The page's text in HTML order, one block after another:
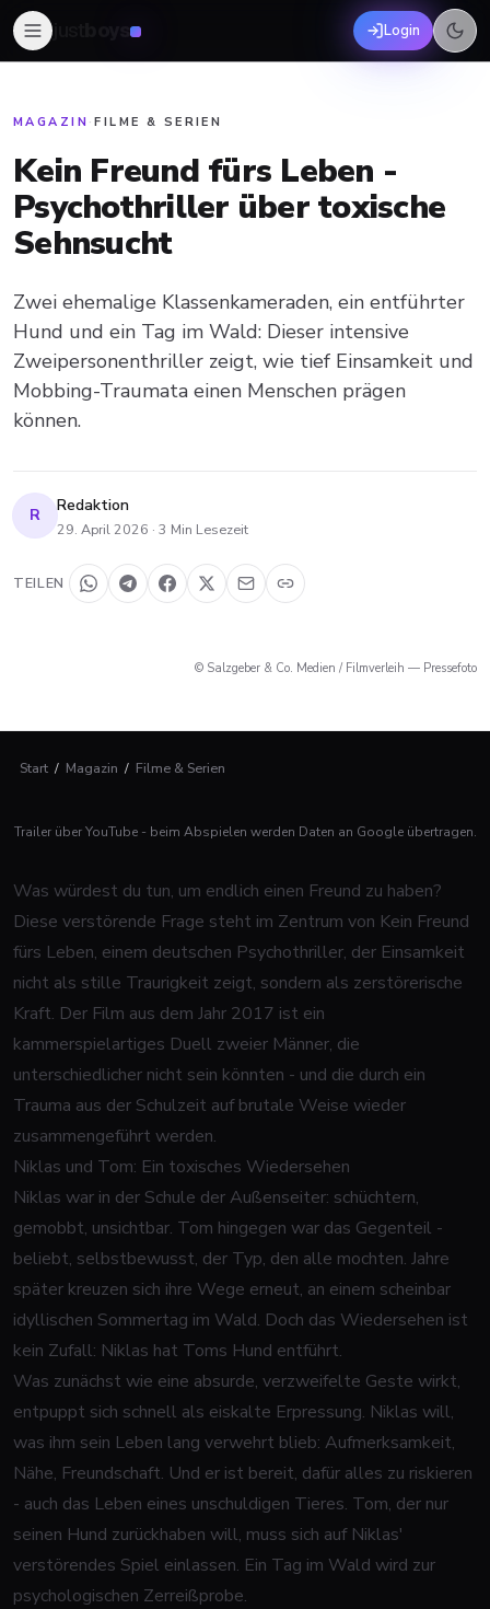
boys Login
MAGAZIN ·FILME & SERIEN
Kein Freund fürs Leben -
Psychothriller über toxische
Sehnsucht
Zwei ehemalige Klassenkameraden, ein entführter
Hund und ein Tag im Wald: Dieser intensive
Zweipersonenthriller zeigt, wie tief Einsamkeit und
Mobbing-Traumata einen Menschen prägen
können.
R Redaktion
29. April 2026 · 3 Min Lesezeit
TEILEN
© Salzgeber & Co. Medien / Filmverleih — Pressefoto
Start / Magazin / Filme & Serien
Trailer über YouTube - beim Abspielen werden Daten an Google übertragen.
Was würdest du tun, um endlich einen Freund zu haben?
Diese verstörende Frage steht im Zentrum von Kein Freund
fürs Leben, einem deutschen Psychothriller, der Einsamkeit
nicht als stille Traurigkeit zeigt, sondern als zerstörerische
Kraft. Der Film aus dem Jahr 2017 ist ein
kammerspielartiges Duell zweier Männer, die
unterschiedlicher nicht sein könnten - und die durch ein
Trauma aus der Schulzeit auf brutale Weise wieder
zusammengeführt werden.
Niklas und Tom: Ein toxisches Wiedersehen
Niklas war in der Schule der Außenseiter: schüchtern,
gemobbt, unsichtbar. Tom hingegen war das Gegenteil -
beliebt, selbstbewusst, der Typ, den alle mochten. Jahre
später kreuzen sich ihre Wege erneut, an einem scheinbar
idyllischen Sommertag im Wald. Doch das Wiedersehen ist
kein Zufall: Niklas hat Toms Hund entführt.
Was zunächst wie eine absurde, verzweifelte Geste wirkt,
entpuppt sich schnell als eiskalte Erpressung. Niklas will,
was ihm sein Leben lang verwehrt blieb: Aufmerksamkeit,
Nähe, Freundschaft. Und er ist bereit, dafür alles zu riskieren
- auch das Leben eines unschuldigen Tieres. Tom, der nur
seinen Hund zurückhaben will, muss sich auf Niklas'
verstörendes Spiel einlassen. Ein Tag im Wald wird zur
psychologischen Zerreißprobe.